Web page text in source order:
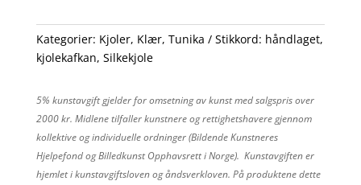
Kategorier: Kjoler, Klær, Tunika Stikkord: håndlaget,
kjolekafkan, Silkekjole
5% kunstavgift gjelder for omsetning av kunst med salgspris over
2000 kr. Midlene tilfaller kunstnere og rettighetshavere gjennom
kollektive og individuelle ordninger (Bildende Kunstneres
Hjelpefond og Billedkunst Opphavsrett i Norge). Kunstavgiften er
hjemlet i kunstavgiftsloven og åndsverkloven. På produktene dette